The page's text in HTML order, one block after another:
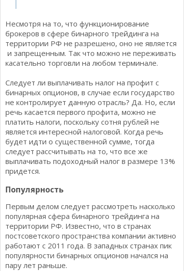
Несмотря на то, что функционирование
брокеров в сфере бинарного трейдинга на
территории РФ не разрешено, оно не является
и запрещенным. Так что можно не переживать
касательно торговли на любом терминале.
Следует ли выплачивать налог на профит с
бинарных опционов, в случае если государство
не контролирует данную отрасль? Да. Но, если
речь касается первого профита, можно не
платить налоги, поскольку сотня рублей не
является интересной налоговой. Когда речь
будет идти о существенной сумме, тогда
следует рассчитывать на то, что все же
выплачивать подоходный налог в размере 13%
придется.
Популярность
Первым делом следует рассмотреть насколько
популярная сфера бинарного трейдинга на
территории РФ. Известно, что в странах
постсоветского пространства компании активно
работают с 2011 года. В западных странах пик
популярности бинарных опционов начался на
пару лет раньше.